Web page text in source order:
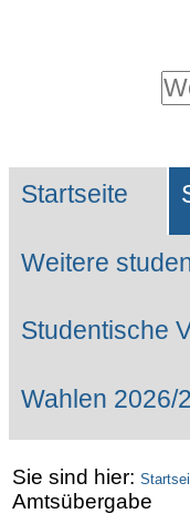
Website
Suche…
Sektionen
Startseite
Weitere
Studentische
Wahlen 2026/
Sie sind hier:
Amtsübergabe